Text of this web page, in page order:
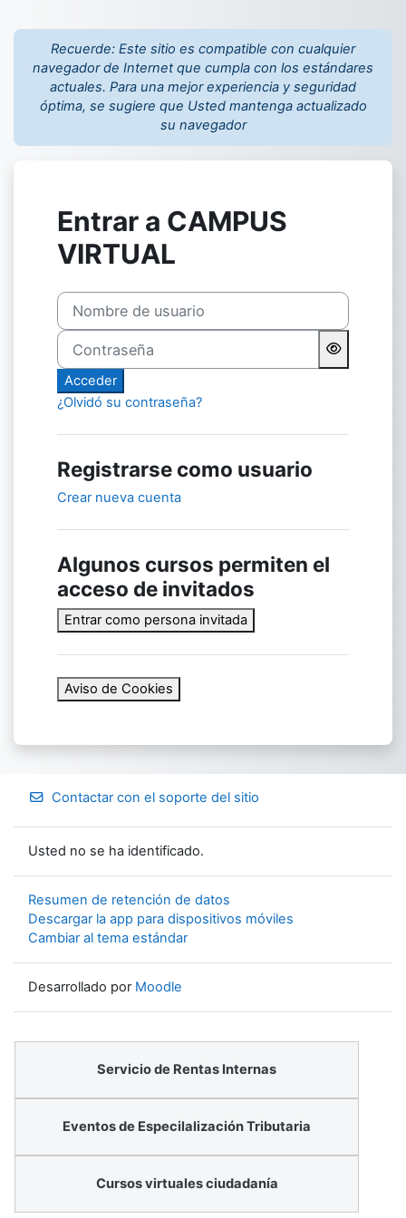
Recuerde: Este sitio es compatible con cualquier
navegador de Internet que cumpla con los estándares
actuales. Para una mejor experiencia y seguridad
óptima, se sugiere que Usted mantenga actualizado
su navegador
Entrar a CAMPUS
VIRTUAL
Nombre de usuario
Contraseña
Acceder
¿Olvidó su contraseña?
Registrarse como usuario
Crear nueva cuenta
Algunos cursos permiten el
acceso de invitados
Entrar como persona invitada
Aviso de Cookies
Contactar con el soporte del sitio
Usted no se ha identificado.
Resumen de retención de datos
Descargar la app para dispositivos móviles
Cambiar al tema estándar
Desarrollado por Moodle
Servicio de Rentas Internas
Eventos de Especilalización Tributaria
Cursos virtuales ciudadanía